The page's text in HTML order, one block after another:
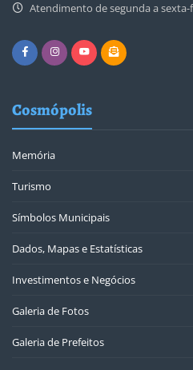
Atendimento de segunda a sexta-
Cosmópolis
Memória
Turismo
Símbolos Municipais
Dados, Mapas e Estatísticas
Investimentos e Negócios
Galeria de Fotos
Galeria de Prefeitos